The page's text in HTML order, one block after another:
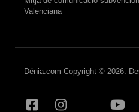
Valenciana
Dénia.com Copyright © 2026.